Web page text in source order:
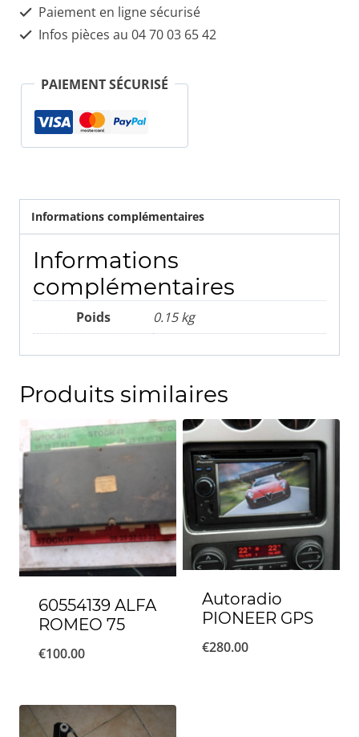
Paiement en ligne sécurisé
Infos pièces au 04 70 03 65 42
PAIEMENT SÉCURISÉ
Informations complémentaires
Informations
complémentaires
Poids 0.15 kg
Produits similaires
60554139 ALFA
ROMEO 75
€100.00
Autoradio
PIONEER GPS
€280.00